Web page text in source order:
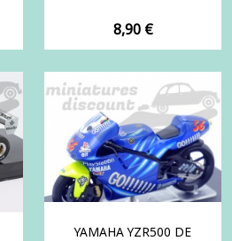
Prix
8,90 €
YAMAHA YZR500 DE